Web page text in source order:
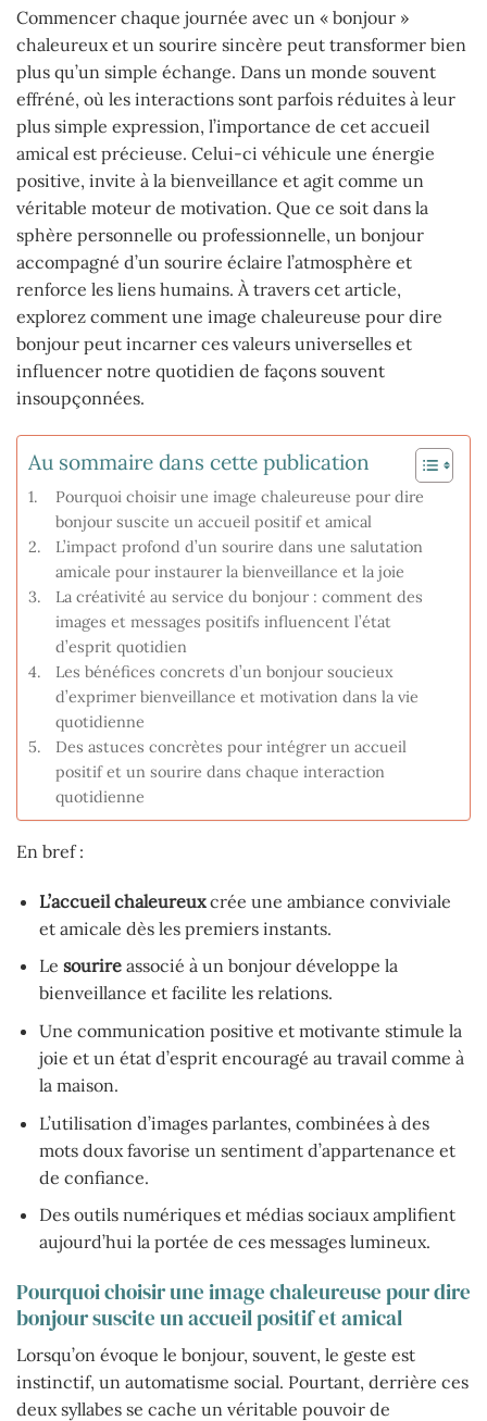
Commencer chaque journée avec un « bonjour »
chaleureux et un sourire sincère peut transformer bien
plus qu’un simple échange. Dans un monde souvent
effréné, où les interactions sont parfois réduites à leur
plus simple expression, l’importance de cet accueil
amical est précieuse. Celui-ci véhicule une énergie
positive, invite à la bienveillance et agit comme un
véritable moteur de motivation. Que ce soit dans la
sphère personnelle ou professionnelle, un bonjour
accompagné d’un sourire éclaire l’atmosphère et
renforce les liens humains. À travers cet article,
explorez comment une image chaleureuse pour dire
bonjour peut incarner ces valeurs universelles et
influencer notre quotidien de façons souvent
insoupçonnées.
Au sommaire dans cette publication
Pourquoi choisir une image chaleureuse pour dire
bonjour suscite un accueil positif et amical
L’impact profond d’un sourire dans une salutation
amicale pour instaurer la bienveillance et la joie
La créativité au service du bonjour : comment des
images et messages positifs influencent l’état
d’esprit quotidien
Les bénéfices concrets d’un bonjour soucieux
d’exprimer bienveillance et motivation dans la vie
quotidienne
Des astuces concrètes pour intégrer un accueil
positif et un sourire dans chaque interaction
quotidienne
En bref :
L’accueil chaleureuxcrée une ambiance conviviale
et amicale dès les premiers instants.
Le sourireassocié à un bonjour développe la
bienveillance et facilite les relations.
Une communication positive et motivante stimule la
joie et un état d’esprit encouragé au travail comme à
la maison.
L’utilisation d’images parlantes, combinées à des
mots doux favorise un sentiment d’appartenance et
de confiance.
Des outils numériques et médias sociaux amplifient
aujourd’hui la portée de ces messages lumineux.
Pourquoi choisir une image chaleureuse pour dire
bonjour suscite un accueil positif et amical
Lorsqu’on évoque le bonjour, souvent, le geste est
instinctif, un automatisme social. Pourtant, derrière ces
deux syllabes se cache un véritable pouvoir de